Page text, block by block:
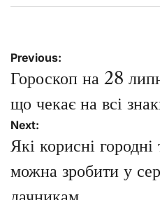
Навігація
записів
Previous:
Гороскоп на 28
що чекає на всі
Next:
Які корисні
можна зробити у
дачникам